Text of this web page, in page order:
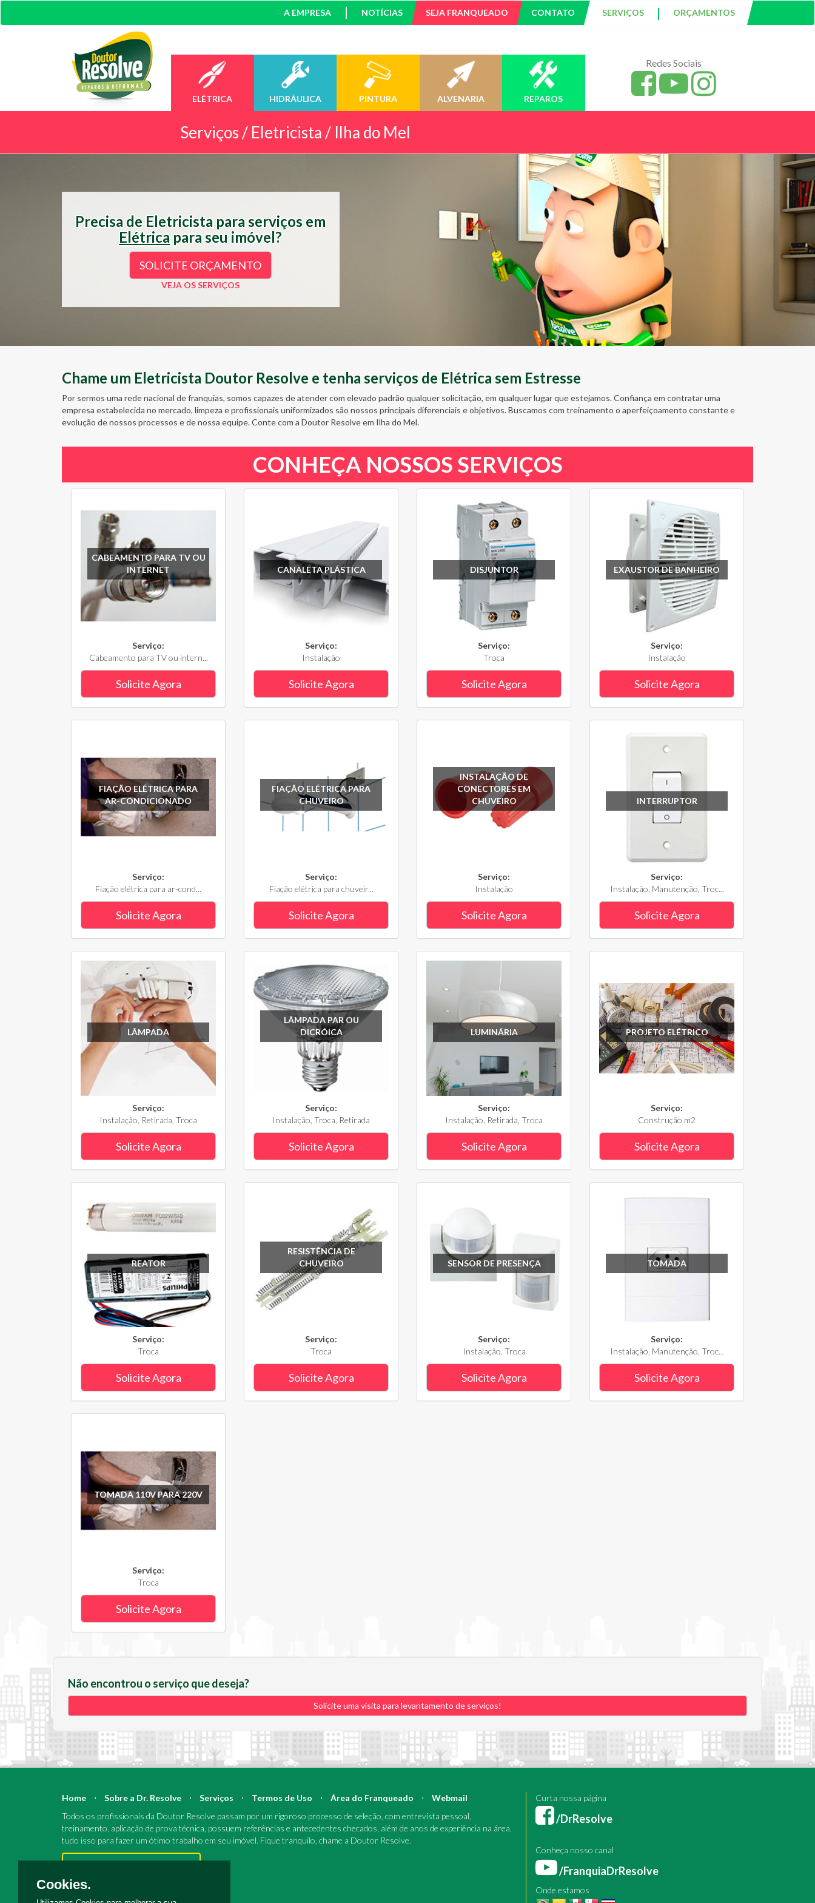
A EMPRESA NOTÍCIAS SEJA FRANQUEADO CONTATO SERVIÇOS | ORÇAMENTOS
ELÉTRICA HIDRÁULICA PINTURA ALVENARIA REPAROS
Redes Sociais
Serviços / Eletricista / Ilha do Mel
Precisa de Eletricista para serviços em
Elétrica para seu imóvel?
SOLICITE ORÇAMENTO
VEJA OS SERVIÇOS
Chame um Eletricista Doutor Resolve e tenha serviços de Elétrica sem Estresse
Por sermos uma rede nacional de franquias, somos capazes de atender com elevado padrão qualquer solicitação, em qualquer lugar que estejamos. Confiança em contratar uma
empresa estabelecida no mercado, limpeza e profissionais uniformizados são nossos principais diferenciais e objetivos. Buscamos com treinamento o aperfeiçoamento constante e
evolução de nossos processos e de nossa equipe. Conte com a Doutor Resolve em Ilha do Mel.
CONHEÇA NOSSOS SERVIÇOS
CABEAMENTO PARA TV OU
INTERNET
Serviço:
Cabeamento para TV ou intern...
Solicite Agora
CANALETA PLÁSTICA
Serviço:
Instalação
Solicite Agora
DISJUNTOR
Serviço:
Troca
Solicite Agora
EXAUSTOR DE BANHEIRO
Serviço:
Instalação
Solicite Agora
FIAÇÃO ELÉTRICA PARA
AR-CONDICIONADO
Serviço:
Fiação elétrica para ar-cond...
Solicite Agora
FIAÇÃO ELÉTRICA PARA
CHUVEIRO
Serviço:
Fiação elétrica para chuveir...
Solicite Agora
INSTALAÇÃO DE
CONECTORES EM
CHUVEIRO
Serviço:
Instalação
Solicite Agora
INTERRUPTOR
Serviço:
Instalação, Manutenção, Troc...
Solicite Agora
LÂMPADA
Serviço:
Instalação, Retirada, Troca
Solicite Agora
LÂMPADA PAR OU
DICRÓICA
Serviço:
Instalação, Troca, Retirada
Solicite Agora
LUMINÁRIA
Serviço:
Instalação, Retirada, Troca
Solicite Agora
PROJETO ELÉTRICO
Serviço:
Construção m2
Solicite Agora
REATOR
Serviço:
Troca
Solicite Agora
RESISTÊNCIA DE
CHUVEIRO
Serviço:
Troca
Solicite Agora
SENSOR DE PRESENÇA
Serviço:
Instalação, Troca
Solicite Agora
TOMADA
Serviço:
Instalação, Manutenção, Troc...
Solicite Agora
TOMADA 110V PARA 220V
Serviço:
Troca
Solicite Agora
Não encontrou o serviço que deseja?
Solicite uma visita para levantamento de serviços!
Home ⋅ Sobre a Dr. Resolve ⋅ Serviços ⋅ Termos de Uso ⋅ Área do Franqueado ⋅
Webmail
Todos os profissionais da Doutor Resolve passam por um rigoroso processo de seleção, com entrevista pessoal,
treinamento, aplicação de prova técnica, possuem referências e antecedentes checados, além de anos de experiência na área,
tudo isso para fazer um ótimo trabalho em seu imóvel. Fique tranquilo, chame a Doutor Resolve.
Pronto para reparos e reformas?
Curta nossa página
/DrResolve
Conheça nosso canal
/FranquiaDrResolve
Onde estamos
Cookies.